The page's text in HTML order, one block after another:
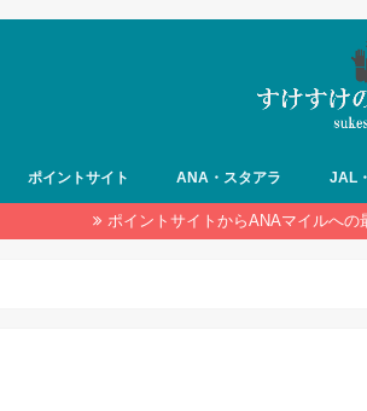
ポイントサイト ANA・スタアラ JAL
ポイントサイトからANAマイルへの